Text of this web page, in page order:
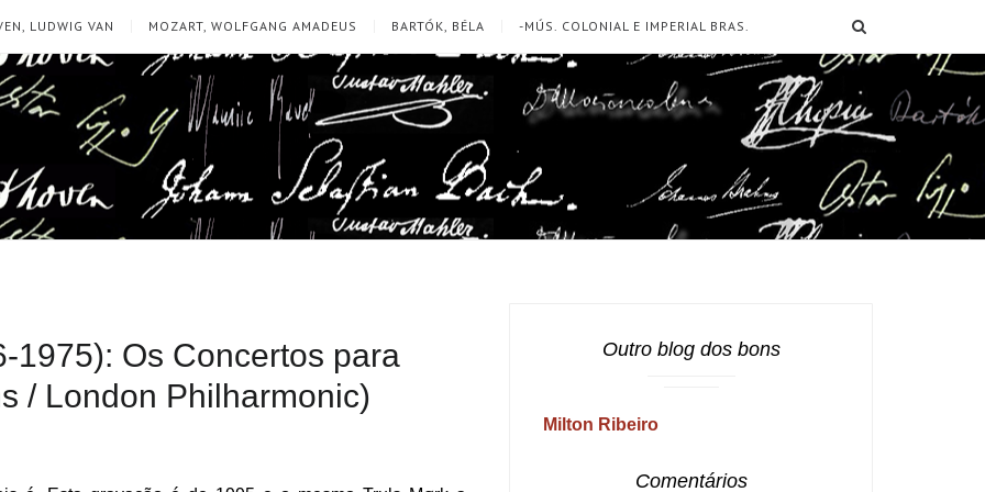
LUDWIG VAN MOZART, WOLFGANG AMADEUS BARTÓK, BÉLA -MÚS. COLONIAL E IMPERIAL BRAS.
1975): Os Concertos para
/ London Philharmonic)
Outro blog dos bons
Milton Ribeiro
Comentários